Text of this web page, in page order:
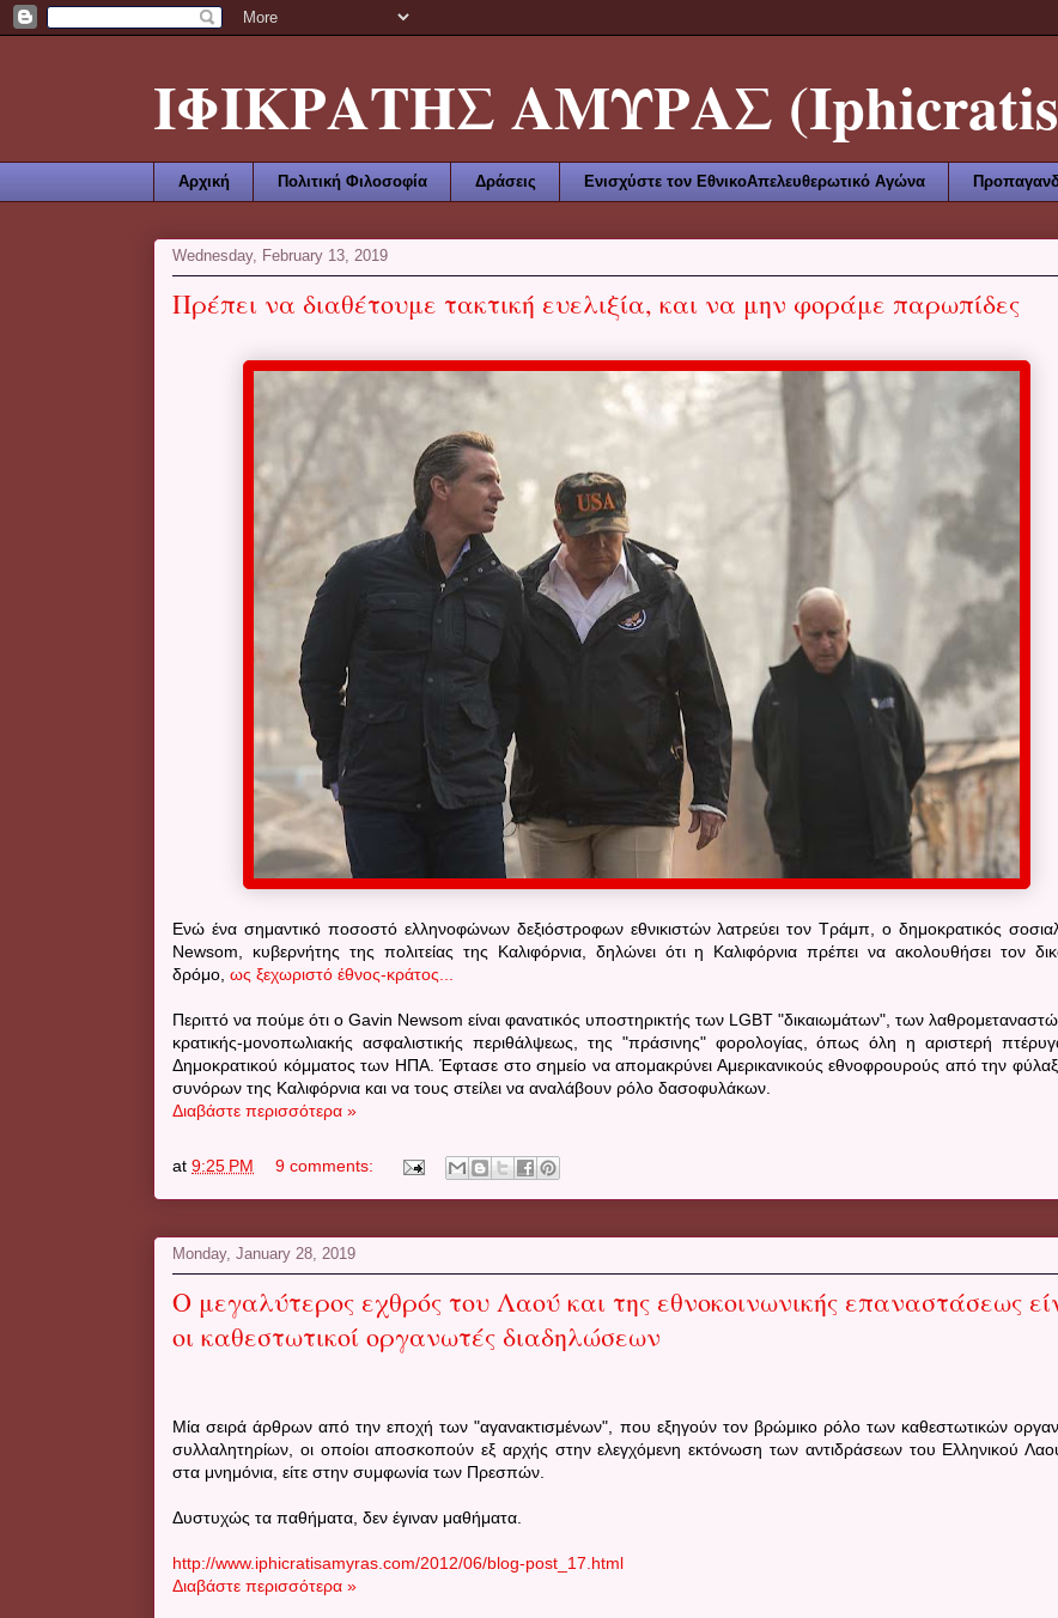
ΙΦΙΚΡΑΤΗΣ ΑΜΥΡΑΣ (Iphicratis
Αρχική Πολιτική Φιλοσοφία Δράσεις Ενισχύστε τον ΕθνικοΑπελευθερωτικό Αγώνα
Wednesday, February 13, 2019
Πρέπει να διαθέτουμε τακτική ευελιξία, και να μην φοράμε παρωπίδες
Ενώ ένα σημαντικό ποσοστό ελληνοφώνων δεξιόστροφων εθνικιστών λατρεύει τον Τράμπ, ο δημοκρατικός
Newsom, κυβερνήτης της πολιτείας της Καλιφόρνια, δηλώνει ότι η Καλιφόρνια πρέπει να ακολουθήσει τον
δρόμο, ως ξεχωριστό έθνος-κράτος...
Περιττό να πούμε ότι ο Gavin Newsom είναι φανατικός υποστηρικτής των LGBT "δικαιωμάτων", των
κρατικής-μονοπωλιακής ασφαλιστικής περιθάλψεως, της "πράσινης" φορολογίας, όπως όλη η αριστερή
Δημοκρατικού κόμματος των ΗΠΑ. Έφτασε στο σημείο να απομακρύνει Αμερικανικούς εθνοφρουρούς από την
συνόρων της Καλιφόρνια και να τους στείλει να αναλάβουν ρόλο δασοφυλάκων.
Διαβάστε περισσότερα »
at 9:25 PM 9 comments:
Monday, January 28, 2019
Ο μεγαλύτερος εχθρός του Λαού και της εθνοκοινωνικής επαναστάσεως
οι καθεστωτικοί οργανωτές διαδηλώσεων
Μία σειρά άρθρων από την εποχή των "αγανακτισμένων", που εξηγούν τον βρώμικο ρόλο των καθεστωτικών
συλλαλητηρίων, οι οποίοι αποσκοπούν εξ αρχής στην ελεγχόμενη εκτόνωση των αντιδράσεων του Ελληνικού
στα μνημόνια, είτε στην συμφωνία των Πρεσπών.
Δυστυχώς τα παθήματα, δεν έγιναν μαθήματα.
http://www.iphicratisamyras.com/2012/06/blog-post_17.html
Διαβάστε περισσότερα »